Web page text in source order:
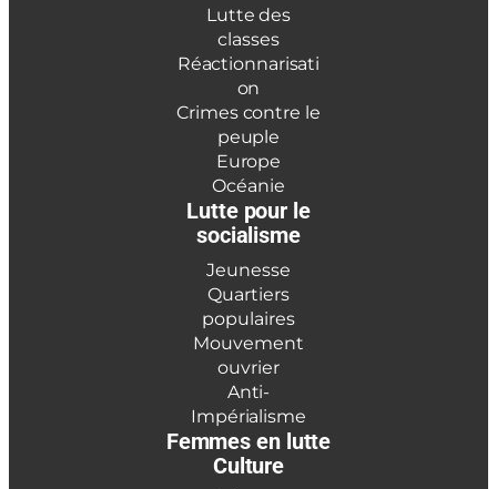
Lutte des
classes
Réactionnarisati
on
Crimes contre le
peuple
Europe
Océanie
Lutte pour le
socialisme
Jeunesse
Quartiers
populaires
Mouvement
ouvrier
Anti-
Impérialisme
Femmes en lutte
Culture